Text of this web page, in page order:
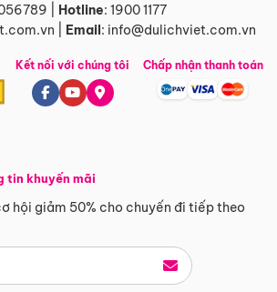
Hotline: 1900 1177
Email: info@dulichviet.com.vn
tin khuyến mãi
hội giảm 50% cho chuyến đi tiếp theo
Kết nối với chúng tôi Chấp nhận thanh toán